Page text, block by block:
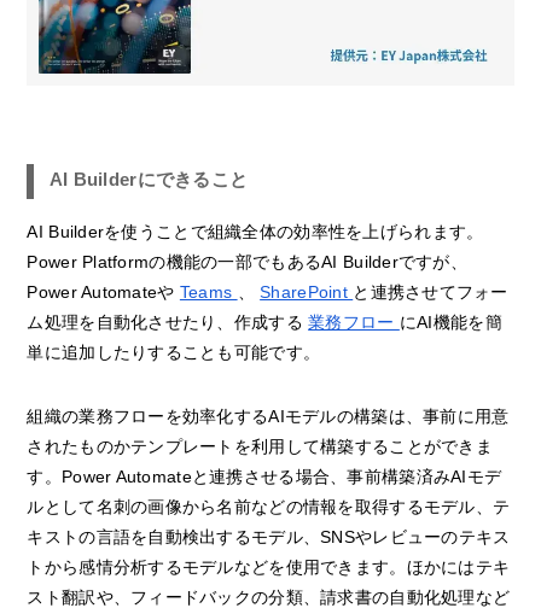
AI Builderにできること
AI Builderを使うことで組織全体の効率性を上げられます。
Power Platformの機能の一部でもあるAI Builderですが、
Power Automateや Teams 、SharePoint と連携させてフォー
ム処理を自動化させたり、作成する業務フロー にAI機能を簡
単に追加したりすることも可能です。
組織の業務フローを効率化するAIモデルの構築は、事前に用意
されたものかテンプレートを利用して構築することができま
す。Power Automateと連携させる場合、事前構築済みAIモデ
ルとして名刺の画像から名前などの情報を取得するモデル、テ
キストの言語を自動検出するモデル、SNSやレビューのテキス
トから感情分析するモデルなどを使用できます。ほかにはテキ
スト翻訳や、フィードバックの分類、請求書の自動化処理など